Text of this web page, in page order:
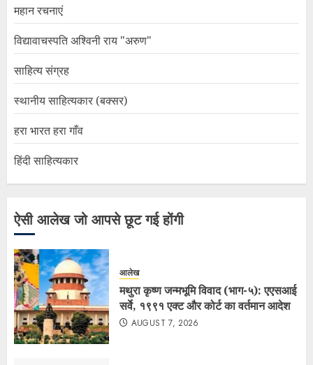
महान रचनाएं
विद्यावाचस्पति अश्विनी राय "अरुण"
साहित्य संग्रह
स्थानीय साहित्यकार (बक्सर)
हरा भारत हरा गाँव
हिंदी साहित्यकार
ऐसी आलेख जो आपसे छूट गई होंगी
आलेख
मथुरा कृष्ण जन्मभूमि विवाद (भाग-५): एएसआई
सर्वे, १९९१ एक्ट और कोर्ट का वर्तमान आदेश
AUGUST 7, 2026